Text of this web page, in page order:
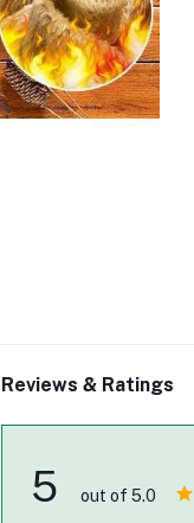
Reviews & Ratings
5 out of 5.0